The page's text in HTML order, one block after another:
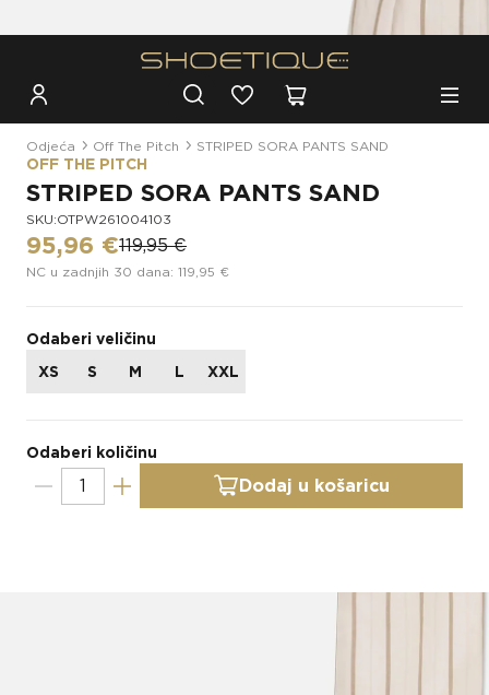
Besplatna dostava za narudžbe iznad 100€
Odjeća Off The Pitch STRIPED SORA PANTS SAND
OFF THE PITCH
STRIPED SORA PANTS SAND
SKU:OTPW261004103
95,96 €119,95 €
NC u zadnjih 30 dana: 119,95 €
Odaberi veličinu
XS
S M L XXL
Odaberi količinu
Dodaj u košaricu